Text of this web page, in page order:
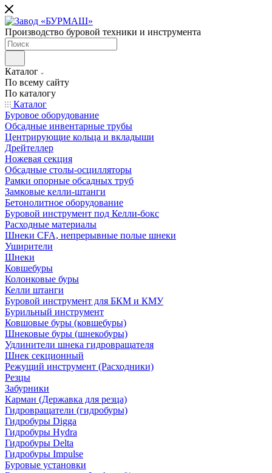
Производство буровой техники и инструмента
Каталог
По всему сайту
По каталогу
Каталог
Буровое оборудование
Обсадные инвентарные трубы
Центрирующие кольца и вкладыши
Дрейтеллер
Ножевая секция
Обсадные столы-осцилляторы
Рамки опорные обсадных труб
Замковые келли-штанги
Бетонолитное оборудование
Буровой инструмент под Келли-бокс
Расходные материалы
Шнеки CFA, непрерывные полые шнеки
Уширители
Шнеки
Ковшебуры
Колонковые буры
Келли штанги
Буровой инструмент для БКМ и КМУ
Бурильный инструмент
Ковшовые буры (ковшебуры)
Шнековые буры (шнекобуры)
Удлинители шнека гидровращателя
Шнек секционный
Режущий инструмент (Расходники)
Резцы
Забурники
Карман (Державка для резца)
Гидровращатели (гидробуры)
Гидробуры Digga
Гидробуры Hydra
Гидробуры Delta
Гидробуры Impulse
Буровые установки